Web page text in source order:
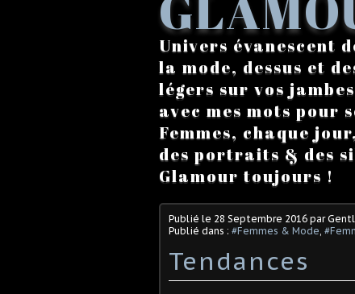
Univers évanescent
la mode, dessus et
légers sur vos
avec mes mots pour
Femmes, chaque
des portraits & des
Glamour toujours !
Publié le 28 Septembre 2016 par
Publié dans : #Femmes & Mode
Tendances